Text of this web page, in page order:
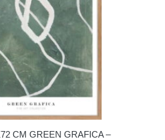
CM GREEN GRAFICA –